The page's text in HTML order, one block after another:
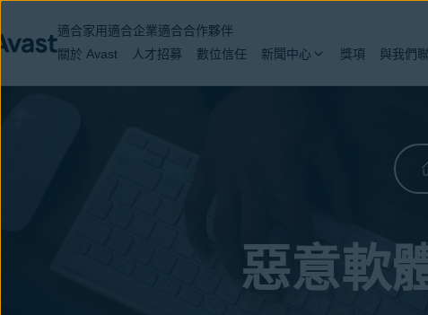
適合家用 適合企業適合合作夥伴
關於 Avast
人才招募 數位信任 新聞中心 獎項 與我們
惡意軟